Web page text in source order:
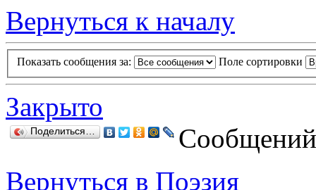
Вернуться к началу
Показать сообщения за: Поле сортировки
Закрыто
Поделиться…
Вернуться в Поэзия